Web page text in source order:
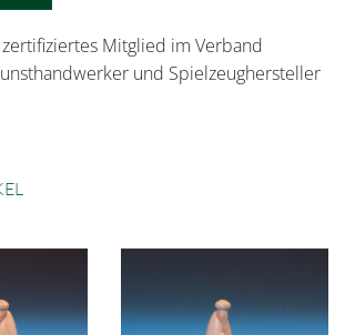
Mitglied im Verband
und Spielzeughersteller